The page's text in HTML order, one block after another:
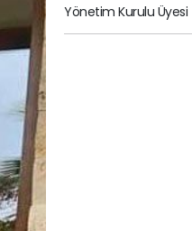
Yönetim Kurulu Üyesi